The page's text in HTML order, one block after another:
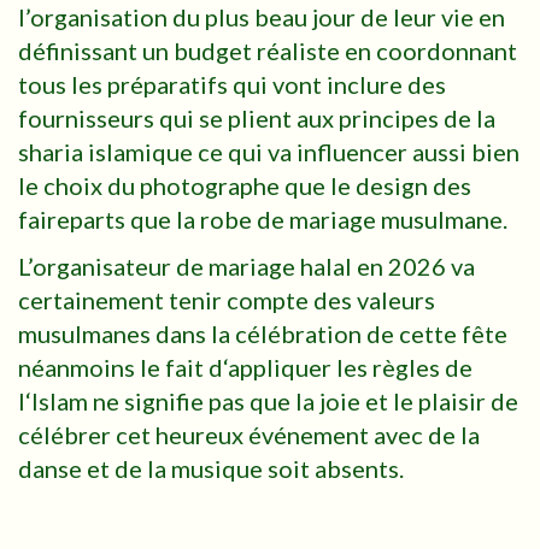
l’organisation du plus beau jour de leur vie en
définissant un budget réaliste en coordonnant
tous les préparatifs qui vont inclure des
fournisseurs qui se plient aux principes de la
sharia islamique ce qui va influencer aussi bien
le choix du photographe que le design des
faireparts que la robe de mariage musulmane.
L’organisateur de mariage halal en 2026 va
certainement tenir compte des valeurs
musulmanes dans la célébration de cette fête
néanmoins le fait d‘appliquer les règles de
l‘Islam ne signifie pas que la joie et le plaisir de
célébrer cet heureux événement avec de la
danse et de la musique soit absents.